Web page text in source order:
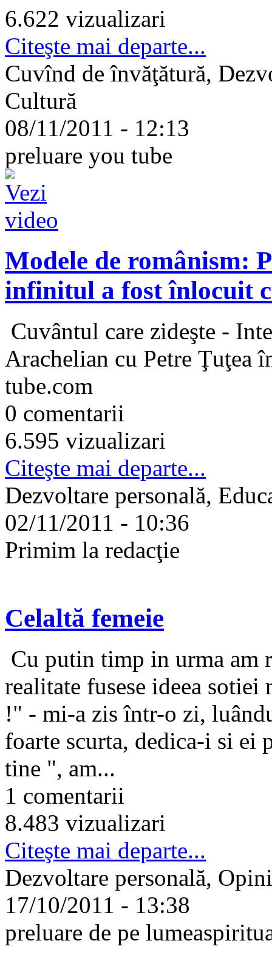
6.622 vizualizari
Citeşte mai departe...
Cuvînd de învăţătură,
Cultură
08/11/2011 - 12:13
preluare you tube
Modele de românism:
infinitul a fost înlocuit
Cuvântul care zideşte -
Arachelian cu Petre Ţuţea
tube.com
0 comentarii
6.595 vizualizari
Citeşte mai departe...
Dezvoltare personală,
02/11/2011 - 10:36
Primim la redacţie
Celaltă femeie
Cu putin timp in urma am
realitate fusese ideea
!" - mi-a zis într-o zi,
foarte scurta, dedica-i si ei
tine ", am...
1 comentarii
8.483 vizualizari
Citeşte mai departe...
Dezvoltare personală,
17/10/2011 - 13:38
preluare de pe